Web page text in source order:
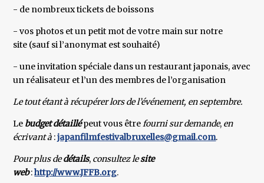
- de nombreux tickets de boissons
- vos photos et un petit mot de votre main sur notre
site (sauf si l’anonymat est souhaité)
- une invitation spéciale dans un restaurant japonais, avec
un réalisateur et l’un des membres de l’organisation
Le tout étant à récupérer lors de l’événement, en septembre.
Le budget détaillépeut vous êtrefourni sur demande, en
écrivant à :japanfilmfestivalbruxelles@gmail.com.
Pour plus dedétails, consultez lesite
web:http://www.JFFB.org.